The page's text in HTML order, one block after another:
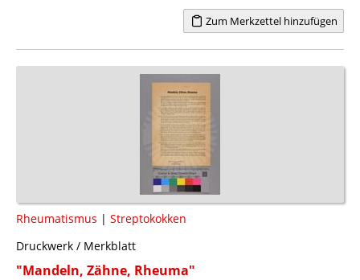
Zum Merkzettel hinzufügen
Rheumatismus | Streptokokken
Druckwerk / Merkblatt
"Mandeln, Zähne, Rheuma"